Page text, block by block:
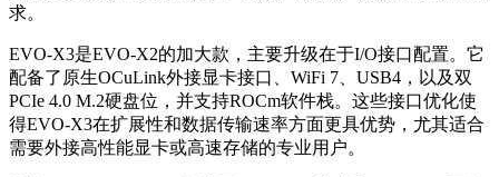
求。
EVO-X3是EVO-X2的加大款，主要升级在于I/O接口配置。它
配备了原生OCuLink外接显卡接口、WiFi 7、USB4，以及双
PCIe 4.0 M.2硬盘位，并支持ROCm软件栈。这些接口优化使
得EVO-X3在扩展性和数据传输速率方面更具优势，尤其适合
需要外接高性能显卡或高速存储的专业用户。